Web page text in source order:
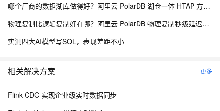
哪个厂商的数据湖库做得好？阿里云 PolarDB 湖仓一体 HTAP 方案深度解析
物理复制比逻辑复制好在哪？阿里云 PolarDB 物理复制秒级延迟解析
实测四大AI模型写SQL，表现差距不小
相关解决方案 更多
Flink CDC 实现企业级实时数据同步